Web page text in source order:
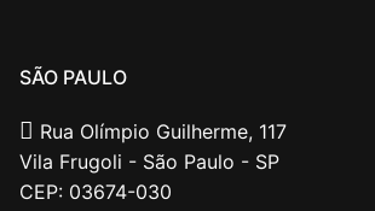
SÃO PAULO
Rua Olímpio Guilherme, 117
Vila Frugoli - São Paulo - SP
CEP: 03674-030